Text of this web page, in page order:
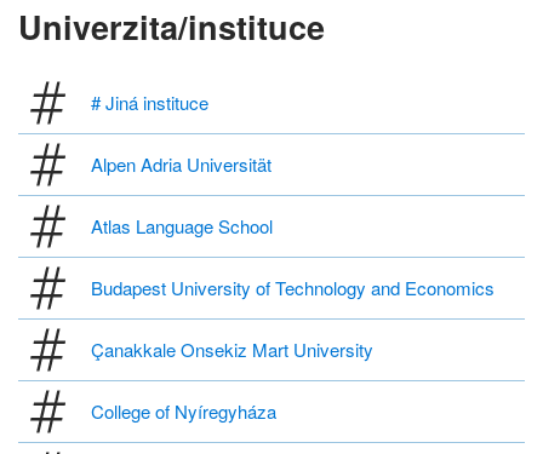
Univerzita/instituce
# Jiná instituce
Alpen Adria Universität
Atlas Language School
Budapest University of Technology and Economics
Çanakkale Onsekiz Mart University
College of Nyíregyháza